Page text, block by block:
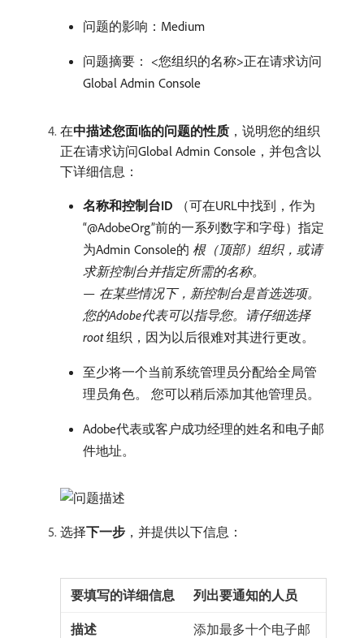
问题的影响：Medium
问题摘要： <您组织的名称>正在请求访问
Global Admin Console
在​中描述您面临的问题的性质 ，说明您的组织
正在请求访问Global Admin Console，并包含以
下详细信息：
名称和控制台ID （可在URL中找到，作为
“@AdobeOrg”前的一系列数字和字母）指定
为Admin Console的​ 根（顶部） 组织，或请
求新控制台并指定所需的名称。
— 在某些情况下，新控制台是首选选项。
您的Adobe代表可以指导您。请仔细选择
root​组织，因为以后很难对其进行更改。
至少将一个当前系统管理员分配给全局管
理员角色。 您可以稍后添加其他管理员。
Adobe代表或客户成功经理的姓名和电子邮
件地址。
选择​下一步 ，并提供以下信息：
列出要通知的人员
添加最多十个电子邮